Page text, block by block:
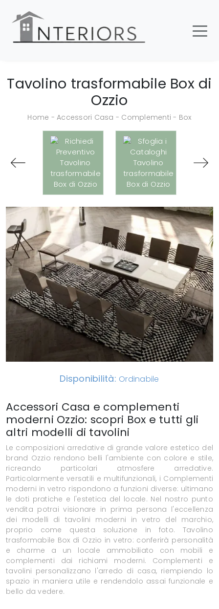
Tavolino trasformabile Box di
Ozzio
Home -Accessori Casa - Complementi - Box
Disponibilità: Ordinabile
Accessori Casa e complementi
moderni Ozzio: scopri Box e tutti gli
altri modelli di tavolini
Le composizioni arredative di grande valore estetico del
brand Ozzio rendono belli l'ambiente con colore e stile,
ricreando particolari atmosfere arredative.
Particolarmente versatili e multifunzionali, i Complementi
moderni in vetro rispondono a funzioni diverse: ultimano
le doti pratiche e l'estetica del locale. Nel nostro punto
vendita potrai visionare in prima persona l'eccellenza
dei modelli di tavolini moderni in vetro del marchio,
proprio come questa soluzione in foto. Tavolino
trasformabile Box di Ozzio in vetro: conferirà personalità
e charme a un locale ammobiliato con mobili e
complementi dai richiami moderni. Complementi e
tavolini personalizzano l'arredo di casa, riempiendo lo
spazio in maniera utile e rendendolo assai funzionale e
bello da vedere.